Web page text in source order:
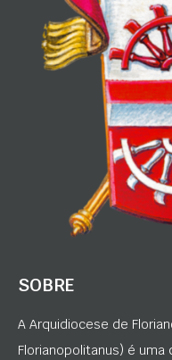
SOBRE
A Arquidiocese de
Florianopolitanus) é